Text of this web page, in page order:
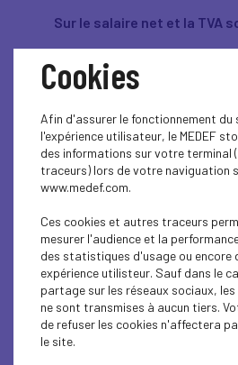
Sur le salaire net et la TVA
«La TVA sociale existe déjà
de financement de la
par la TVA, et par ailleurs
transparence, de la loyauté,
débat. Tout comme sur les
capitalisation existe déjà via le
fonction publique et dans le
milliards d'ores et déjà placés
dire. Quand on regarde la
consommation des ménages
nous sommes
un vrai sujet de pouvoir d'achat
que le premier poste de
modestes, à 50 %, c'est le
de TVA sur le logement, donc
le taux de TVA, cela
Cookies
Afin d'assurer le fonctionnement du
l'expérience utilisateur, le MEDEF
des informations sur votre terminal
traceurs) lors de votre naviguation
www.medef.com.
Ces cookies et autres traceurs
mesurer l'audience et la
des statistiques d'usage ou encore
expérience utilisteur. Sauf dans le
partage sur les réseaux sociaux,
ne sont transmises à aucun tiers.
de refuser les cookies n'affectera
le site.